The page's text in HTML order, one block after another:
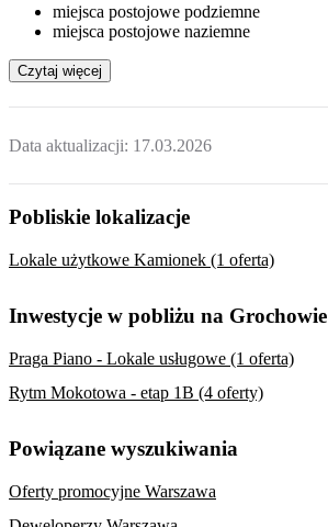
miejsca postojowe podziemne
miejsca postojowe naziemne
Czytaj więcej
Data aktualizacji: 17.03.2026
Pobliskie lokalizacje
Lokale użytkowe Kamionek (1 oferta)
Inwestycje w pobliżu na Grochowie
Praga Piano - Lokale usługowe (1 oferta)
Rytm Mokotowa - etap 1B (4 oferty)
Powiązane wyszukiwania
Oferty promocyjne Warszawa